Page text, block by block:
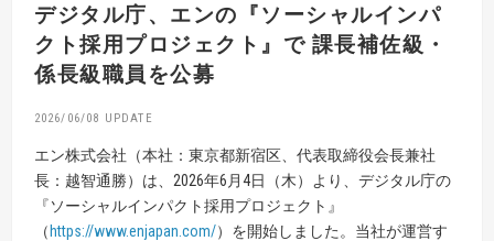
デジタル庁、エンの『ソーシャルインパ
クト採用プロジェクト』で 課長補佐級・
係長級職員を公募
2026/06/08
エン株式会社（本社：東京都新宿区、代表取締役会長兼社
長：越智通勝）は、2026年6月4日（木）より、デジタル庁の
『ソーシャルインパクト採用プロジェクト』
（https://www.enjapan.com/）を開始しました。当社が運営す